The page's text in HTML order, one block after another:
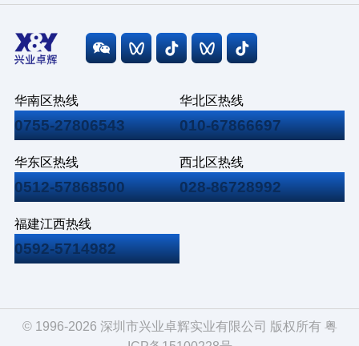
华南区热线
0755-27806543
华北区热线
010-67866697
华东区热线
0512-57868500
西北区热线
028-86728992
福建江西热线
0592-5714982
© 1996-2026 深圳市兴业卓辉实业有限公司 版权所有 粤